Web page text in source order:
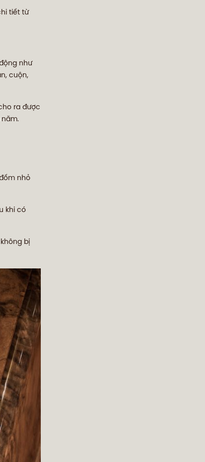
tiết từ
như
cuộn,
ra được
nhỏ
khi có
bị